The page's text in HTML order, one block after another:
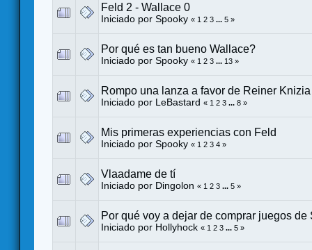
Feld 2 - Wallace 0
Iniciado por Spooky « 1 2 3 ... 5 »
Por qué es tan bueno Wallace?
Iniciado por Spooky « 1 2 3 ... 13 »
Rompo una lanza a favor de Reiner Knizia
Iniciado por LeBastard « 1 2 3 ... 8 »
Mis primeras experiencias con Feld
Iniciado por Spooky « 1 2 3 4 »
Vlaadame de tí
Iniciado por Dingolon « 1 2 3 ... 5 »
Por qué voy a dejar de comprar juegos de
Iniciado por Hollyhock « 1 2 3 ... 5 »